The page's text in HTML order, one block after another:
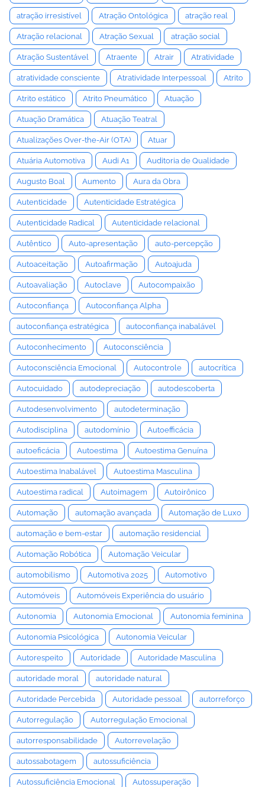
atração irresistível Atração Ontológica atração real
Atração relacional Atração Sexual atração social
Atração Sustentável Atraente Atrair Atratividade
atratividade consciente Atratividade Interpessoal Atrito
Atrito estático Atrito Pneumático Atuação
Atuação Dramática Atuação Teatral
Atualizações Over-the-Air (OTA) Atuar
Atuária Automotiva Audi A1 Auditoria de Qualidade
Augusto Boal Aumento Aura da Obra
Autenticidade Autenticidade Estratégica
Autenticidade Radical Autenticidade relacional
Autêntico Auto-apresentação auto-percepção
Autoaceitação Autoafirmação Autoajuda
Autoavaliação Autoclave Autocompaixão
Autoconfiança Autoconfiança Alpha
autoconfiança estratégica autoconfiança inabalável
Autoconhecimento Autoconsciência
Autoconsciência Emocional Autocontrole autocrítica
Autocuidado autodepreciação autodescoberta
Autodesenvolvimento autodeterminação
Autodisciplina autodomínio Autoefficácia
autoeficácia Autoestima Autoestima Genuína
Autoestima Inabalável Autoestima Masculina
Autoestima radical Autoimagem Autoirônico
Automação automação avançada Automação de Luxo
automação e bem-estar automação residencial
Automação Robótica Automação Veicular
automobilismo Automotiva 2025 Automotivo
Automóveis Automóveis Experiência do usuário
Autonomia Autonomia Emocional Autonomia feminina
Autonomia Psicológica Autonomia Veicular
Autorespeito Autoridade Autoridade Masculina
autoridade moral autoridade natural
Autoridade Percebida Autoridade pessoal autorreforço
Autorregulação Autorregulação Emocional
autorresponsabilidade Autorrevelação
autossabotagem autossuficiência
Autossuficiência Emocional Autossuperação